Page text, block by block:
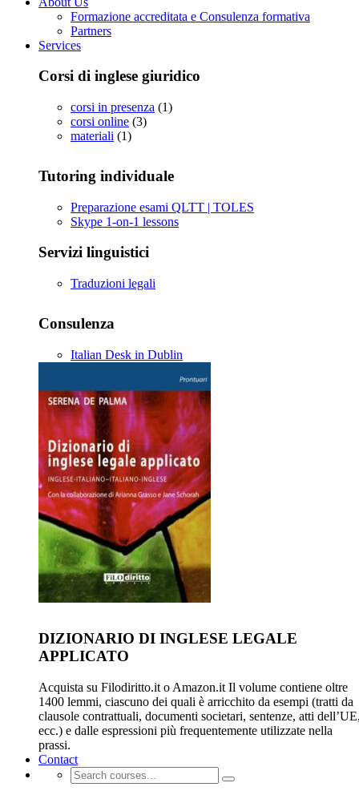
Formazione accreditata e Consulenza formativa
Partners
Services
Corsi di inglese giuridico
corsi in presenza (1)
corsi online (3)
materiali (1)
Tutoring individuale
Preparazione esami QLTT | TOLES
Skype 1-on-1 lessons
Servizi linguistici
Traduzioni legali
Consulenza
Italian Desk in Dublin
DIZIONARIO DI INGLESE LEGALE
APPLICATO
Acquista su Filodiritto.it o Amazon.it Il volume contiene oltre
1400 lemmi, ciascuno dei quali è arricchito da esempi (tratti da
clausole contrattuali, documenti societari, sentenze, atti
ecc.) e dalle espressioni più frequentemente utilizzate nella
prassi.
Contact